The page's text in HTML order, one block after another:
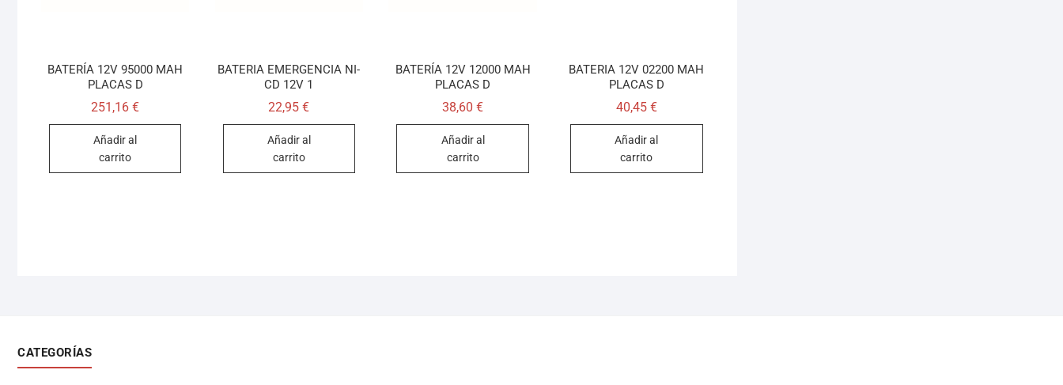
BATERÍA 12V 95000 MAH
PLACAS D
251,16€
Añadir al
carrito
BATERIA EMERGENCIA NI-
CD 12V 1
22,95€
Añadir al
carrito
BATERÍA 12V 12000 MAH
PLACAS D
38,60€
Añadir al
carrito
BATERIA 12V 02200 MAH
PLACAS D
40,45 €
Añadir al
carrito
CATEGORÍAS